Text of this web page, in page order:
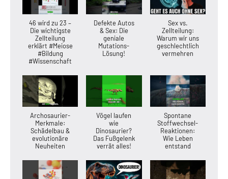
46 wird zu 23 –
Die wichtigste
Zellteilung
erklärt #Meiose
#Bildung
#Wissenschaft
Defekte Autos
& Sex: Die
geniale
Mutations-
Lösung!
Sex vs.
Zellteilung:
Warum wir uns
geschlechtlich
vermehren
Archosaurier-
Merkmale:
Schädelbau &
evolutionäre
Neuheiten
Vögel laufen
wie
Dinosaurier?
Das Fußgelenk
verrät alles!
Spontane
Stoffwechsel-
Reaktionen:
Wie Leben
entstand